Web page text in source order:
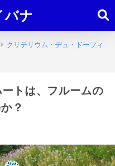
バナ
クリテリウム・デュ・ドーフィ
トは、フルームの
？